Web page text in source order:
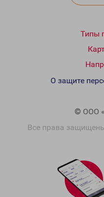
Типы
© ООО
Все права
О защите